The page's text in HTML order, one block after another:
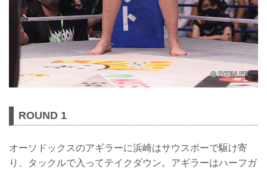
ROUND 1
オーソドックスのアギラーに浜崎はサウスポーで駆け寄
り、タックルで入ってテイクダウン。アギラーはハーフガ